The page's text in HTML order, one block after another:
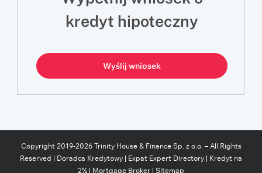
kredyt hipoteczny
Wyślij wniosek
Copyright 2019-2026Trinity House & Finance Sp. z o.o. – All Rights
Reserved | Doradca Kredytowy | Expat Expert Directory | Kredyt na
2% | Mortgage Broker | Sitemap